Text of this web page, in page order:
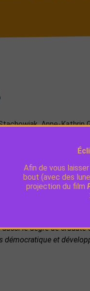
Anne-Kathrin
Nowak mène
par ses découvertes.
susceptibles de
le respect de la vie
et autoritaires et,
narrative « effet boule
le degré de cruauté
et
Afin de vous
bout (avec des
projection du film